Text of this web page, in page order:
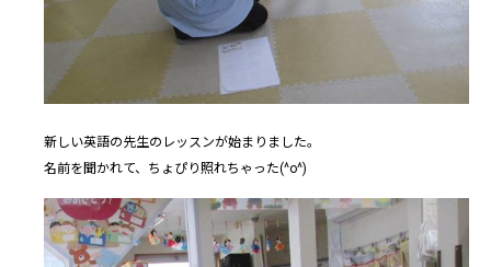
新しい英語の先生のレッスンが始まりました。
名前を聞かれて、ちょぴり照れちゃった(^o^)